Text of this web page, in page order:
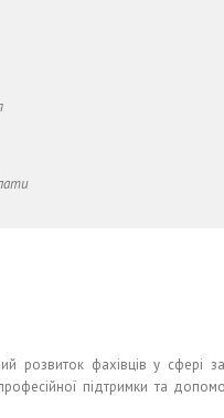
розвиток фахівців у сфері
підтримки та